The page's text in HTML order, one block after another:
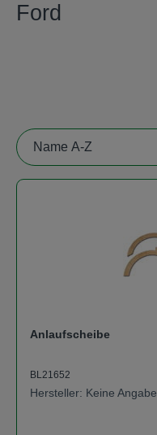
Ford
Anlaufscheibe
BL21652
Hersteller: Keine Angabe